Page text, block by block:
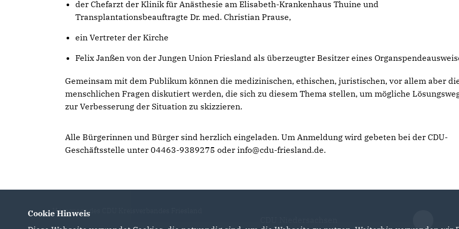
der Chefarzt der Klinik für Anästhesie am Elisabeth-Krankenhaus Thuine und
Transplantationsbeauftragte Dr. med. Christian Prause,
ein Vertreter der Kirche
Felix Janßen von der Jungen Union Friesland als überzeugter Besitzer eines
Gemeinsam mit dem Publikum können die medizinischen, ethischen, juristischen, vor allem aber
menschlichen Fragen diskutiert werden, die sich zu diesem Thema stellen, um mögliche
zur Verbesserung der Situation zu skizzieren.
Alle Bürgerinnen und Bürger sind herzlich eingeladen. Um Anmeldung wird gebeten bei der CDU-
Geschäftsstelle unter 04463-9389275 oder info@cdu-friesland.de.
Homepage des CDU Kreisverbandes Friesland
Cookie Hinweis